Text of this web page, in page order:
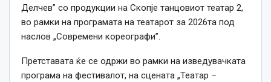
Делчев” со продукции на Скопје танцовиот театар 2,
во рамки на програмата на театарот за 2026та под
наслов „Современи кореографи”.
Претставата ќе се одржи во рамки на изведувачката
програма на фестивалот, на сцената „Театар –